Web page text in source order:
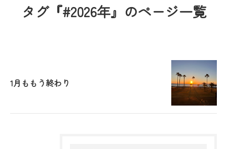
タグ『#2026年』のページ一覧
1月ももう終わり